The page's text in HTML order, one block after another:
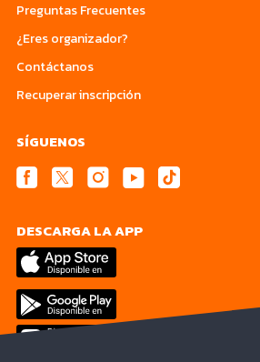
Preguntas Frecuentes
¿Eres organizador?
Contáctanos
Recuperar inscripción
SÍGUENOS
DESCARGA LA APP